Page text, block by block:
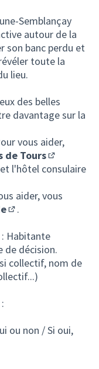
Semblançay
autour de la
son banc perdu et
toute la
lieu.
des belles
davantage sur la
vous aider,
de Tours
(S'ouvre
l'hôtel consulaire
aider, vous
.
: Habitante
de décision.
collectif, nom de
:
ou non / Si oui,